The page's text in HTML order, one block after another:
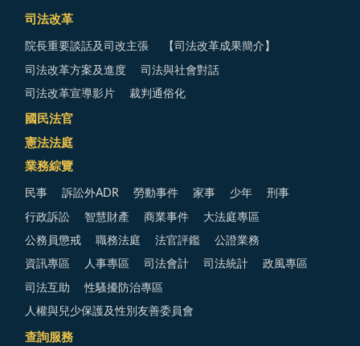
司法改革
院長重要談話及司改主張 【司法改革成果簡介】
司法改革方案及進度 司法與社會對話
司法改革宣導影片 裁判通俗化
國民法官
憲法法庭
業務綜覽
民事 訴訟外ADR 勞動事件 家事 少年 刑事
行政訴訟 智慧財產 商業事件 大法庭專區
公務員懲戒 職務法庭 法官評鑑 公證業務
資訊專區 人事專區 司法會計 司法統計 政風專區
司法互助 性騷擾防治專區
人權與兒少保護及性別友善委員會
查詢服務